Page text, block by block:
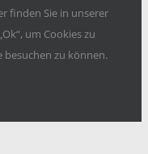
finden Sie in unserer
um Cookies zu
zu können.